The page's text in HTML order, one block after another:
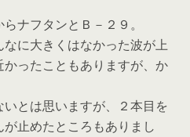
ナフタンとＢ－２９。
に大きくはなかった波が上
ったこともありますが、か
とは思いますが、２本目を
止めたところもありまし